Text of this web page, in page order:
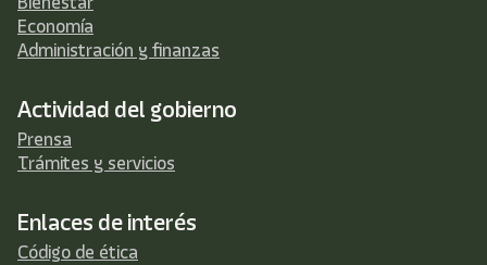
Economía
Administración y finanzas
Actividad del gobierno
Prensa
Trámites y servicios
Enlaces de interés
Código de ética